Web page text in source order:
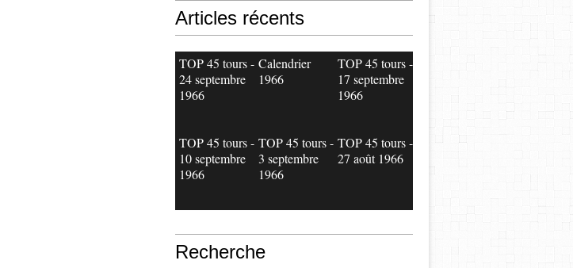
Articles récents
TOP 45 tours -
24 septembre
1966
Calendrier
1966
TOP 45 tours -
17 septembre
1966
TOP 45 tours -
10 septembre
1966
TOP 45 tours -
3 septembre
1966
TOP 45 tours -
27 août 1966
Recherche